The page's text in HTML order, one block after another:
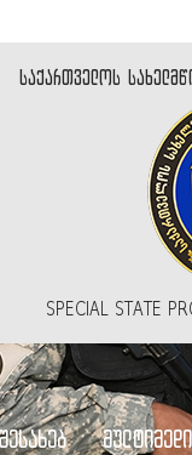
საქართველოს
SPECIAL STATE